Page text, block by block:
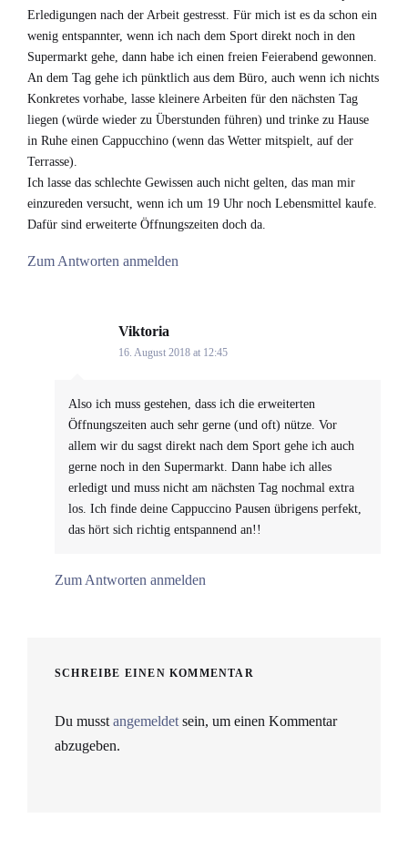
Erledigungen nach der Arbeit gestresst. Für mich ist es da schon ein
wenig entspannter, wenn ich nach dem Sport direkt noch in den
Supermarkt gehe, dann habe ich einen freien Feierabend gewonnen.
An dem Tag gehe ich pünktlich aus dem Büro, auch wenn ich nichts
Konkretes vorhabe, lasse kleinere Arbeiten für den nächsten Tag
liegen (würde wieder zu Überstunden führen) und trinke zu Hause
in Ruhe einen Cappucchino (wenn das Wetter mitspielt, auf der
Terrasse).
Ich lasse das schlechte Gewissen auch nicht gelten, das man mir
einzureden versucht, wenn ich um 19 Uhr noch Lebensmittel kaufe.
Dafür sind erweiterte Öffnungszeiten doch da.
Zum Antworten anmelden
Viktoria
16. August 2018 at 12:45
Also ich muss gestehen, dass ich die erweiterten
Öffnungszeiten auch sehr gerne (und oft) nütze. Vor
allem wir du sagst direkt nach dem Sport gehe ich auch
gerne noch in den Supermarkt. Dann habe ich alles
erledigt und muss nicht am nächsten Tag nochmal extra
los. Ich finde deine Cappuccino Pausen übrigens perfekt,
das hört sich richtig entspannend an!!
Zum Antworten anmelden
SCHREIBE EINEN KOMMENTAR
Du musst angemeldet sein, um einen Kommentar
abzugeben.